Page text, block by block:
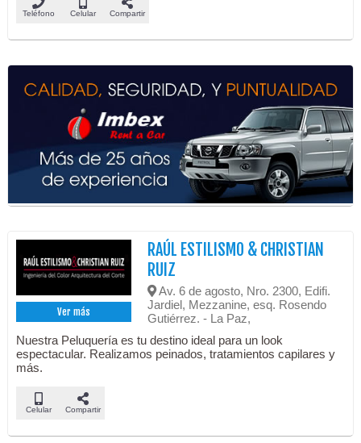
Teléfono Celular Compartir
Ver más
RAÚL ESTILISMO & CHRISTIAN
RUIZ
Av. 6 de agosto, Nro. 2300, Edifi.
Jardiel, Mezzanine, esq. Rosendo
Gutiérrez. - La Paz,
Nuestra Peluquería es tu destino ideal para un look
espectacular. Realizamos peinados, tratamientos capilares y
más.
Celular Compartir